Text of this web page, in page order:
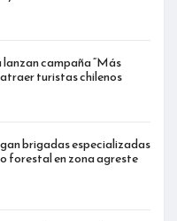
campaña “Más
turistas chilenos
brigadas especializadas
forestal en zona agreste